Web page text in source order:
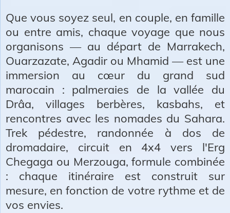
Que vous soyez seul, en couple, en famille
ou entre amis, chaque voyage que nous
organisons — au départ de Marrakech,
Ouarzazate, Agadir ou Mhamid — est une
immersion au cœur du grand sud
marocain : palmeraies de la vallée du
Drâa, villages berbères, kasbahs, et
rencontres avec les nomades du Sahara.
Trek pédestre, randonnée à dos de
dromadaire, circuit en 4x4 vers l'Erg
Chegaga ou Merzouga, formule combinée
: chaque itinéraire est construit sur
mesure, en fonction de votre rythme et de
vos envies.